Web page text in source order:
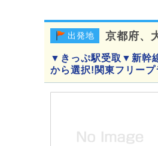
出発地 京都府、
▼きっぷ駅受取▼新幹
から選択!関東フリープ